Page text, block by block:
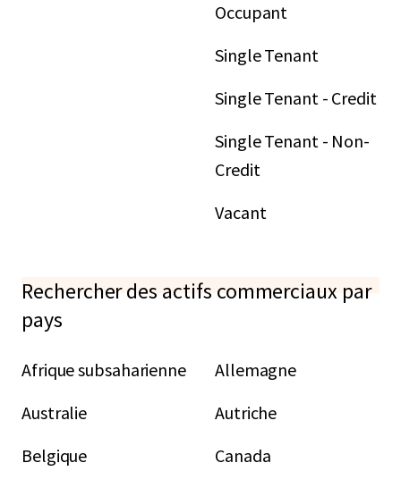
Occupant
Single Tenant
Single Tenant - Credit
Single Tenant - Non-
Credit
Vacant
Rechercher des actifs commerciaux par
pays
Afrique subsaharienne
Allemagne
Australie
Autriche
Belgique
Canada